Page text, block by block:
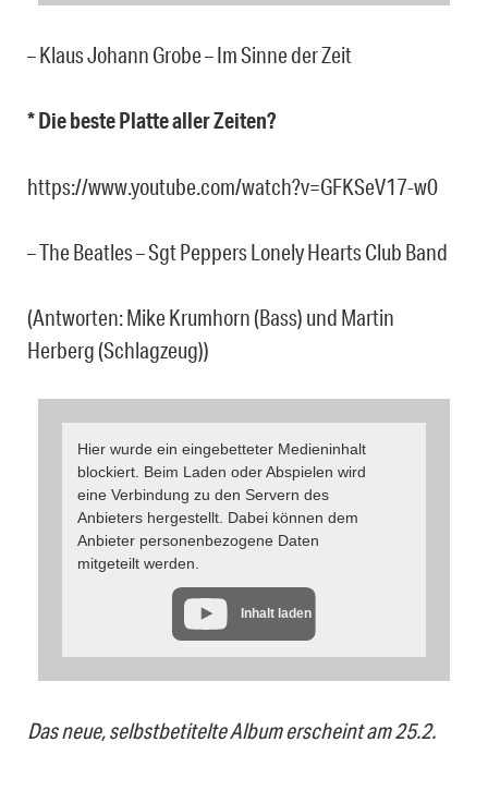
– Klaus Johann Grobe – Im Sinne der Zeit
* Die beste Platte aller Zeiten?
https://www.youtube.com/watch?v=GFKSeV17-w0
– The Beatles – Sgt Peppers Lonely Hearts Club Band
(Antworten: Mike Krumhorn (Bass) und Martin
Herberg (Schlagzeug))
Hier wurde ein eingebetteter Medieninhalt
blockiert. Beim Laden oder Abspielen wird
eine Verbindung zu den Servern des
Anbieters hergestellt. Dabei können dem
Anbieter personenbezogene Daten
mitgeteilt werden.
Inhalt laden
Das neue, selbstbetitelte Album erscheint am 25.2.